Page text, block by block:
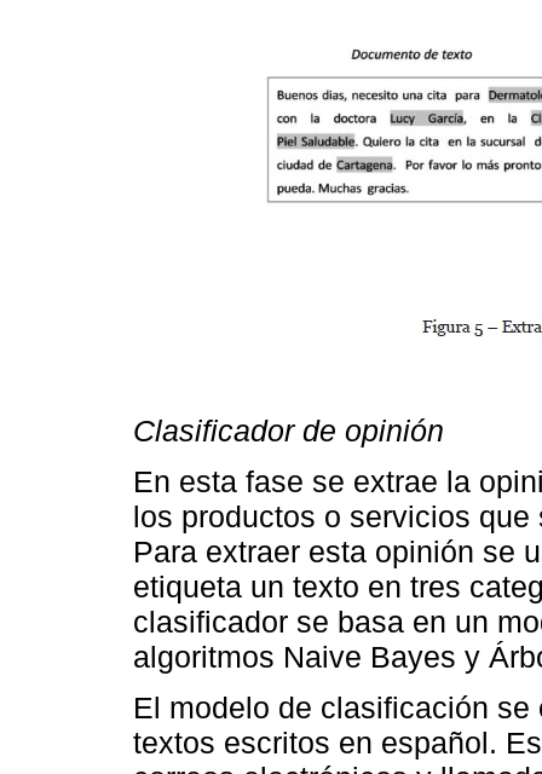
Clasificador de opinión
En esta fase se extrae la
los productos o servicios
Para extraer esta opinión se
etiqueta un texto en tres
clasificador se basa en un
algoritmos Naive Bayes y
El modelo de clasificación
textos escritos en español.